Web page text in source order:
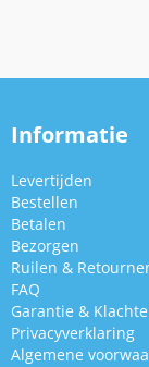
Informatie
Levertijden
Bestellen
Betalen
Bezorgen
Ruilen &
FAQ
Garantie &
Privacyverklaring
Algemene